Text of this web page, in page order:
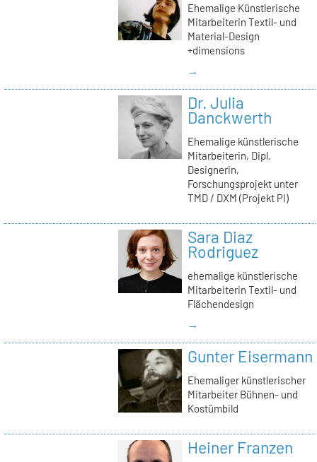
Ehemalige Künstlerische
Mitarbeiterin Textil- und
Material-Design
+dimensions
→
Dr. Julia
Danckwerth
Ehemalige künstlerische
Mitarbeiterin, Dipl.
Designerin,
Forschungsprojekt unter
TMD / DXM (Projekt PI)
Sara Diaz
Rodriguez
ehemalige künstlerische
Mitarbeiterin Textil- und
Flächendesign
→
Gunter Eisermann
Ehemaliger künstlerischer
Mitarbeiter Bühnen- und
Kostümbild
Heiner Franzen